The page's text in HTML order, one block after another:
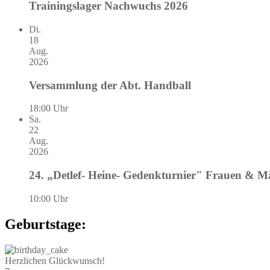
Trainingslager Nachwuchs 2026
Di.
18
Aug.
2026
Versammlung der Abt. Handball
18:00 Uhr
Sa.
22
Aug.
2026
24. „Detlef- Heine- Gedenkturnier" Frauen &
10:00 Uhr
Geburtstage:
Herzlichen Glückwunsch!